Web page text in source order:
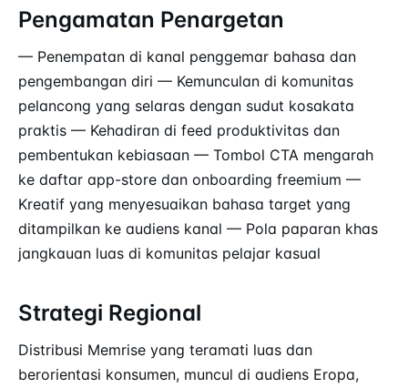
Pengamatan Penargetan
— Penempatan di kanal penggemar bahasa dan
pengembangan diri — Kemunculan di komunitas
pelancong yang selaras dengan sudut kosakata
praktis — Kehadiran di feed produktivitas dan
pembentukan kebiasaan — Tombol CTA mengarah
ke daftar app-store dan onboarding freemium —
Kreatif yang menyesuaikan bahasa target yang
ditampilkan ke audiens kanal — Pola paparan khas
jangkauan luas di komunitas pelajar kasual
Strategi Regional
Distribusi Memrise yang teramati luas dan
berorientasi konsumen, muncul di audiens Eropa,